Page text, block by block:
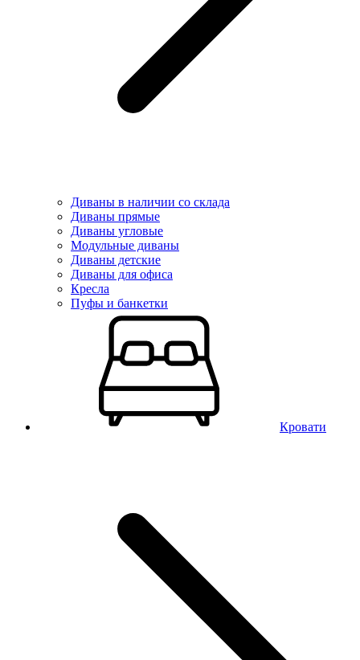
Диваны в наличии со склада
Диваны прямые
Диваны угловые
Модульные диваны
Диваны детские
Диваны для офиса
Кресла
Пуфы и банкетки
Кровати